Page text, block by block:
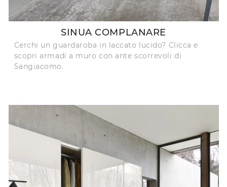
SINUA COMPLANARE
Cerchi un guardaroba in laccato lucido? Clicca e
scopri armadi a muro con ante scorrevoli di
Sangiacomo.